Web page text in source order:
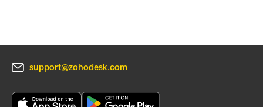
support@zohodesk.com